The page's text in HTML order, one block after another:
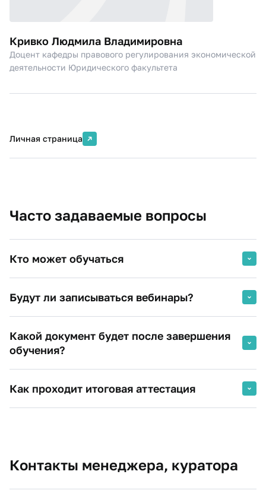
Кривко Людмила Владимировна
Доцент кафедры правового регулирования экономической
деятельности Юридического факультета
Личная страница
Часто задаваемые вопросы
Кто может обучаться
высшее образование.
деканата).
Будут ли записываться вебинары?
Какой документ будет после завершения
обучения?
Как проходит итоговая аттестация
Контакты менеджера, куратора